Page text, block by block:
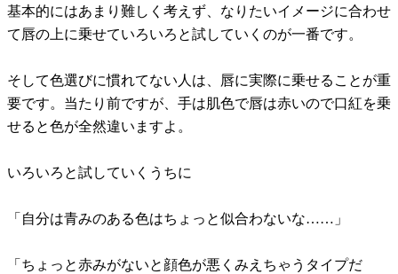
基本的にはあまり難しく考えず、なりたいイメージに合わせ
て唇の上に乗せていろいろと試していくのが一番です。
そして色選びに慣れてない人は、唇に実際に乗せることが重
要です。当たり前ですが、手は肌色で唇は赤いので口紅を乗
せると色が全然違いますよ。
いろいろと試していくうちに
「自分は青みのある色はちょっと似合わないな……」
「ちょっと赤みがないと顔色が悪くみえちゃうタイプだ